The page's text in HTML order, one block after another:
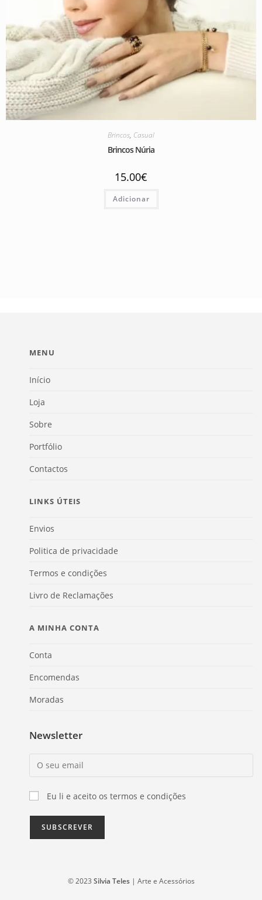
Brincos, Casual
Brincos Núria
15.00€
Adicionar
MENU
Início
Loja
Sobre
Portfólio
Contactos
LINKS ÚTEIS
Envios
Politica de privacidade
Termos e condições
Livro de Reclamações
A MINHA CONTA
Conta
Encomendas
Moradas
Newsletter
Eu li e aceito os termos e condições
© 2023 Silvia Teles| Arte e Acessórios